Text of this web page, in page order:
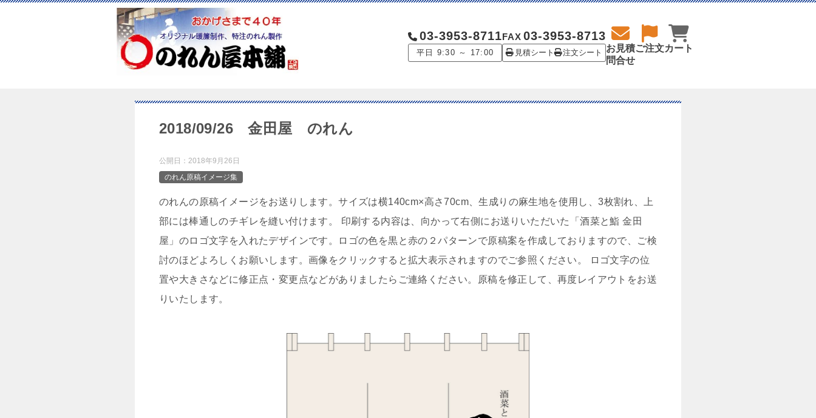
03-3953-8711
平日 9:30 ～ 17:00
FAX 03-3953-8713
見積シート 注文シート
お見積
問合せ
ご注文カート
2018/09/26 金田屋 のれん
公開日： 2018年9月26日
のれん原稿イメージ集
のれんの原稿イメージをお送りします。サイズは横140cm×高さ70cm、生成りの麻生地を使用し、3枚割れ、上
部には棒通しのチギレを縫い付けます。 印刷する内容は、向かって右側にお送りいただいた「酒菜と鮨 金田
屋」のロゴ文字を入れたデザインです。ロゴの色を黒と赤の２パターンで原稿案を作成しておりますので、ご検
討のほどよろしくお願いします。画像をクリックすると拡大表示されますのでご参照ください。 ロゴ文字の位
置や大きさなどに修正点・変更点などがありましたらご連絡ください。原稿を修正して、再度レイアウトをお送
りいたします。